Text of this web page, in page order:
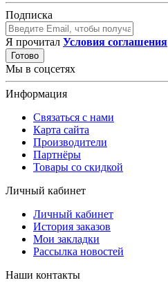
Подписка
Я прочитал Условия соглашения
Готово
Мы в соцсетях
Информация
Связаться с нами
Карта сайта
Производители
Партнёры
Товары со скидкой
Личный кабинет
Личный кабинет
История заказов
Мои закладки
Рассылка новостей
Наши контакты